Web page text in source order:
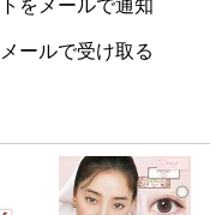
をメールで通知
ールで受け取る